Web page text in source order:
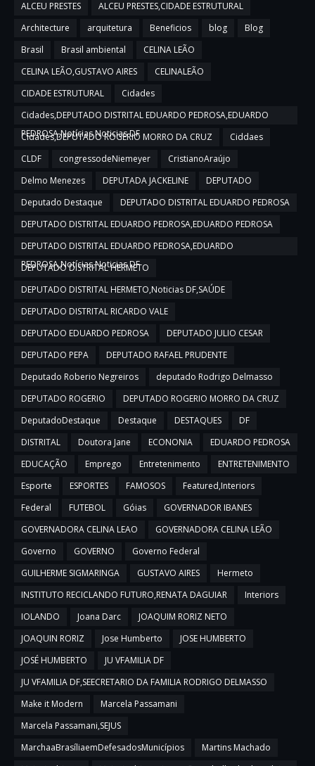
ALCEU PRESTES
ALCEU PRESTES,CIDADE ESTRUTURAL
Architecture
arquitetura Beneficios blog
Blog
Brasil
Brasil ambiental
CELINA LEÃO
CELINA LEÃO,GUSTAVO AIRES
CELINALEÃO
CIDADE ESTRUTURAL
Cidades
Cidades,DEPUTADO DISTRITAL EDUARDO PEDROSA,EDUARDO
PEDROSA,Notícias,Noticias DF
Cidades,DEPUTADO ROGERIO MORRO DA CRUZ
Ciddaes
CLDF
congressodeNiemeyer
CristianoAraújo
Delmo Menezes
DEPUTADA JACKELINE
DEPUTADO
Deputado Destaque
DEPUTADO DISTRITAL EDUARDO PEDROSA
DEPUTADO DISTRITAL EDUARDO PEDROSA,EDUARDO PEDROSA
DEPUTADO DISTRITAL EDUARDO PEDROSA,EDUARDO
PEDROSA,Notícias,Noticias DF
DEPUTADO DISTRITAL HERMETO
DEPUTADO DISTRITAL HERMETO,Noticias DF,SAÚDE
DEPUTADO DISTRITAL RICARDO VALE
DEPUTADO EDUARDO PEDROSA
DEPUTADO JULIO CESAR
DEPUTADO PEPA
DEPUTADO RAFAEL PRUDENTE
Deputado Roberio Negreiros
deputado Rodrigo Delmasso
DEPUTADO ROGERIO
DEPUTADO ROGERIO MORRO DA CRUZ
DeputadoDestaque
Destaque DESTAQUES
DF
DISTRITAL
Doutora Jane ECONONIA
EDUARDO PEDROSA
EDUCAÇÃO
Emprego Entretenimento
ENTRETENIMENTO
Esporte
ESPORTES FAMOSOS
Featured,Interiors
Federal
FUTEBOL Góias
GOVERNADOR IBANES
GOVERNADORA CELINA LEAO
GOVERNADORA CELINA LEÃO
Governo
GOVERNO
Governo Federal
GUILHERME SIGMARINGA
GUSTAVO AIRES
Hermeto
INSTITUTO RECICLANDO FUTURO,RENATA DAGUIAR
Interiors
IOLANDO
Joana Darc
JOAQUIM RORIZ NETO
JOAQUIN RORIZ
Jose Humberto
JOSE HUMBERTO
JOSÉ HUMBERTO
JU VFAMILIA DF
JU VFAMILIA DF,SEECRETARIO DA FAMILIA RODRIGO DELMASSO
Make it Modern
Marcela Passamani
Marcela Passamani,SEJUS
MarchaaBrasíliaemDefesadosMunicípios
Martins Machado